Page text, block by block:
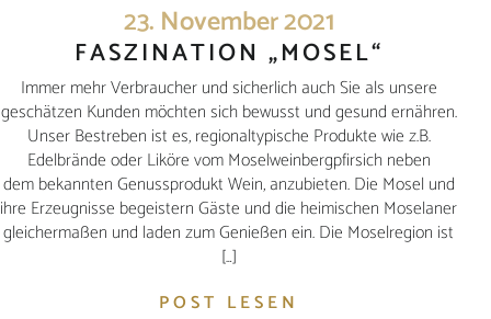
23. November 2021
FASZINATION „MOSEL“
Immer mehr Verbraucher und sicherlich auch Sie als unsere
geschätzen Kunden möchten sich bewusst und gesund ernähren.
Unser Bestreben ist es, regionaltypische Produkte wie z.B.
Edelbrände oder Liköre vom Moselweinbergpfirsich neben
dem bekannten Genussprodukt Wein, anzubieten. Die Mosel und
ihre Erzeugnisse begeistern Gäste und die heimischen Moselaner
gleichermaßen und laden zum Genießen ein. Die Moselregion ist
[…]
POST LESEN